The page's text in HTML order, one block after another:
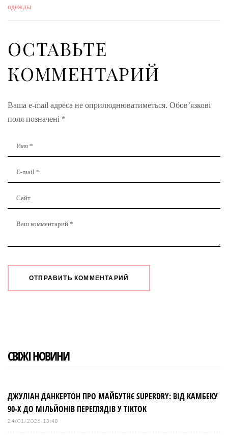
одежды
ОСТАВЬТЕ
КОММЕНТАРИЙ
Ваша e-mail адреса не оприлюднюватиметься. Обов’язкові
поля позначені *
СВІЖІ НОВИНИ
ДЖУЛІАН ДАНКЕРТОН ПРО МАЙБУТНЄ SUPERDRY: ВІД КАМБЕКУ
90-Х ДО МІЛЬЙОНІВ ПЕРЕГЛЯДІВ У TIKTOK
24/01/2026 13:48